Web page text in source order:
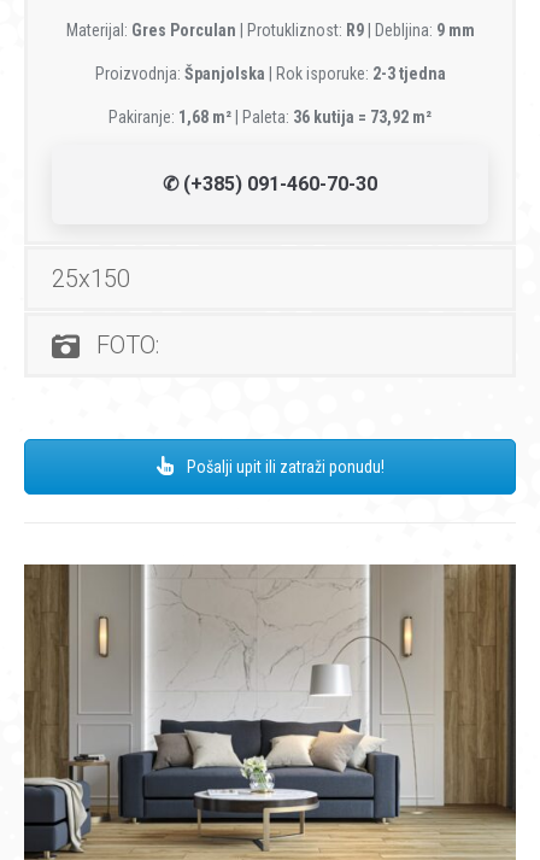
Materijal: Gres Porculan | Protukliznost: R9 | Debljina: 9 mm
Proizvodnja: Španjolska | Rok isporuke: 2-3 tjedna
Pakiranje: 1,68 m² | Paleta: 36 kutija = 73,92 m²
✆ (+385) 091-460-70-30
25x150
FOTO:
Pošalji upit ili zatraži ponudu!